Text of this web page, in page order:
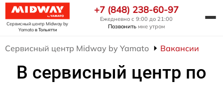
Сервисный центр Midway by
Yamatoв Тольятти
+7 (848) 238-60-97
Ежедневно с 9:00 до 21:00
Позвонить мне утром
Сервисный центр Midway by Yamato Вакансии
В сервисный центр по